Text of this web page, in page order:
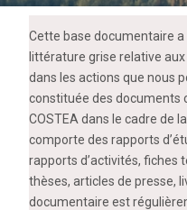
Cette base documentaire
littérature grise relative
dans les actions que nous
constituée des documents
COSTEA dans le cadre de
comporte des rapports
rapports d’activités, fiches
thèses, articles de presse,
documentaire est